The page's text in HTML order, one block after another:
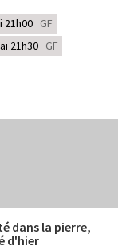
21h00 GF
21h30 GF
dans la pierre,
d'hier